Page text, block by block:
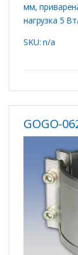
мм,
нагрузка 5
SKU: n/a
GOGO-